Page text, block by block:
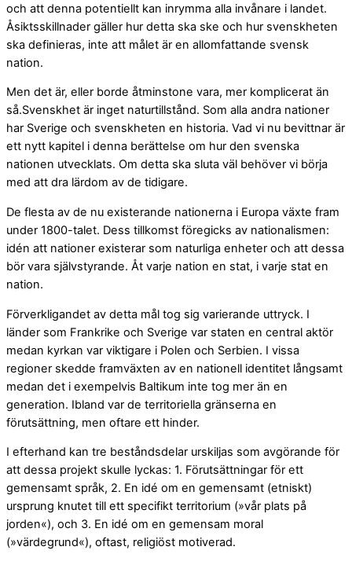
och att denna potentiellt kan inrymma alla invånare i landet.
Åsiktsskillnader gäller hur detta ska ske och hur svenskheten
ska definieras, inte att målet är en allomfattande svensk
nation.
Men det är, eller borde åtminstone vara, mer komplicerat än
så.Svenskhet är inget naturtillstånd. Som alla andra nationer
har Sverige och svenskheten en historia. Vad vi nu bevittnar är
ett nytt kapitel i denna berättelse om hur den svenska
nationen utvecklats. Om detta ska sluta väl behöver vi börja
med att dra lärdom av de tidigare.
De flesta av de nu existerande nationerna i Europa växte fram
under 1800-talet. Dess tillkomst föregicks av nationalismen:
idén att nationer existerar som naturliga enheter och att dessa
bör vara självstyrande. Åt varje nation en stat, i varje stat en
nation.
Förverkligandet av detta mål tog sig varierande uttryck. I
länder som Frankrike och Sverige var staten en central aktör
medan kyrkan var viktigare i Polen och Serbien. I vissa
regioner skedde framväxten av en nationell identitet långsamt
medan det i exempelvis Baltikum inte tog mer än en
generation. Ibland var de territoriella gränserna en
förutsättning, men oftare ett hinder.
I efterhand kan tre beståndsdelar urskiljas som avgörande för
att dessa projekt skulle lyckas: 1. Förutsättningar för ett
gemensamt språk, 2. En idé om en gemensamt (etniskt)
ursprung knutet till ett specifikt territorium (»vår plats på
jorden«), och 3. En idé om en gemensam moral
(»värdegrund«), oftast, religiöst motiverad.